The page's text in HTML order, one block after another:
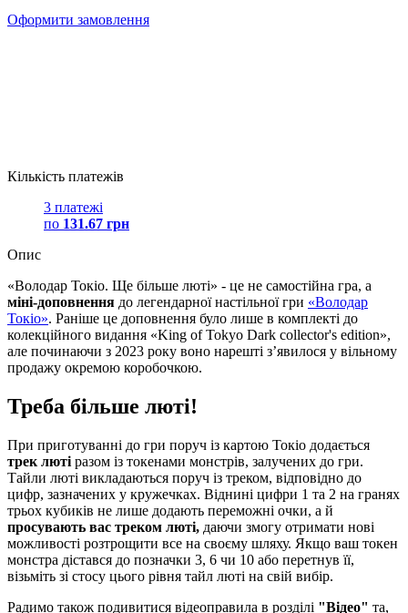
Оформити замовлення
Кількість платежів
3 платежі
по 131.67 грн
Опис
«Володар Токіо. Ще більше люті» - це не самостійна гра, а
міні-доповнення до легендарної настільної гри «Володар
Токіо». Раніше це доповнення було лише в комплекті до
колекційного видання «King of Tokyo Dark collector's edition»,
але починаючи з 2023 року воно нарешті зʼявилося у вільному
продажу окремою коробочкою.
Треба більше люті!
При приготуванні до гри поруч із картою Токіо додається
трек люті разом із токенами монстрів, залучених до гри.
Тайли люті викладаються поруч із треком, відповідно до
цифр, зазначених у кружечках. Віднині цифри 1 та 2 на гранях
трьох кубиків не лише додають переможні очки, а й
просувають вас треком люті, даючи змогу отримати нові
можливості розтрощити все на своєму шляху. Якщо ваш токен
монстра дістався до позначки 3, 6 чи 10 або перетнув її,
візьміть зі стосу цього рівня тайл люті на свій вибір.
Радимо також подивитися відеоправила в розділі "Відео" та,